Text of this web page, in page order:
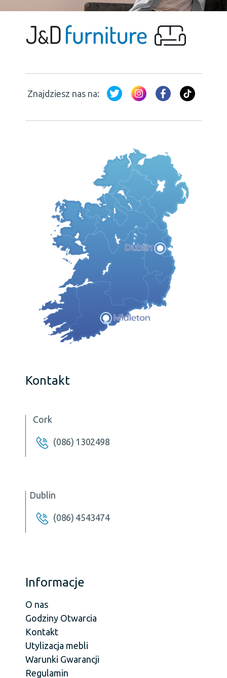
Znajdziesz nas na:
Kontakt
Cork
(086) 1302498
Dublin
(086) 4543474
Informacje
O nas
Godziny Otwarcia
Kontakt
Utylizacja mebli
Warunki Gwarancji
Regulamin